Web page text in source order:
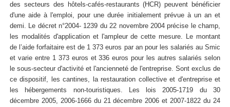
des secteurs des hôtels-cafés-restaurants (HCR) peuvent bénéficier
d'une aide à l'emploi, pour une durée initialement prévue à un an et
demi. Le décret n°2004- 1239 du 22 novembre 2004 précise le champ,
les modalités d'application et l'ampleur de cette mesure. Le montant
de l’aide forfaitaire est de 1 373 euros par an pour les salariés au Smic
et varie entre 1 373 euros et 336 euros pour les autres salariés selon
le sous-secteur d'activité et l'ancienneté de l'entreprise. Sont exclus de
ce dispositif, les cantines, la restauration collective et d'entreprise et
les hébergements non-touristiques. Les lois 2005-1719 du 30
décembre 2005, 2006-1666 du 21 décembre 2006 et 2007-1822 du 24